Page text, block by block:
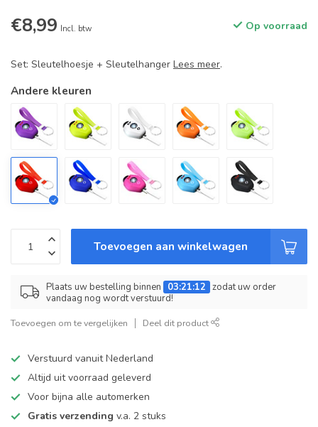
€8,99 Incl. btw Op voorraad
Set: Sleutelhoesje + Sleutelhanger Lees meer.
Andere kleuren
Toevoegen aan winkelwagen
Plaats uw bestelling binnen 03:21:12 zodat uw order
vandaag nog wordt verstuurd!
Toevoegen om te vergelijken Deel dit product
Verstuurd vanuit Nederland
Altijd uit voorraad geleverd
Voor bijna alle automerken
Gratis verzending v.a. 2 stuks